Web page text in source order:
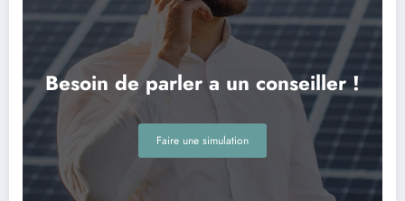
Besoin de parler a un conseiller !
Faire une simulation